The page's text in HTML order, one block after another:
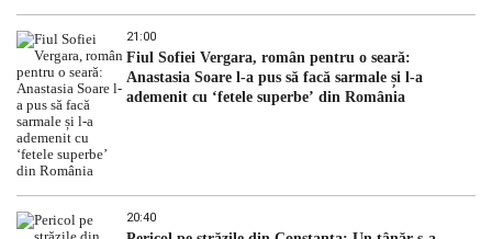
21:00
Fiul Sofiei Vergara, român pentru o seară:
Anastasia Soare l-a pus să facă sarmale și l-a
ademenit cu ‘fetele superbe’ din România
20:40